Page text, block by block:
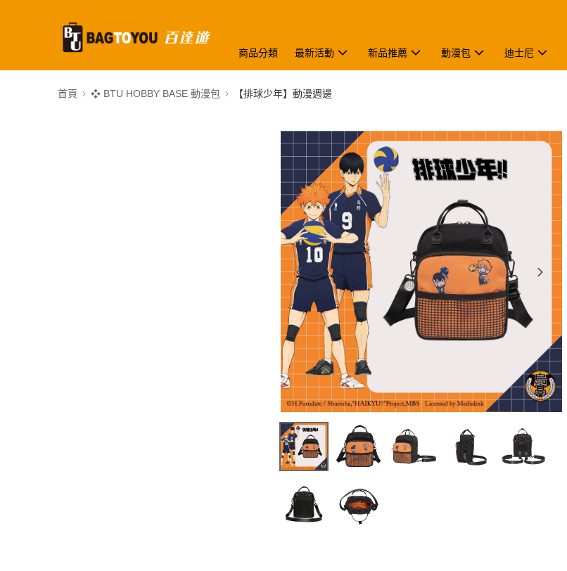
商品分類 最新活動 新品推薦 動漫包 迪士尼
首頁 ❖ BTU HOBBY BASE 動漫包 【排球少年】動漫週邊